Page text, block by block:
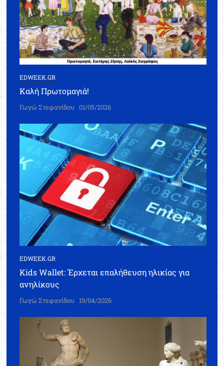
EDWEEK.GR
Καλή Πρωτομαγιά!
Γωγώ Στεφανίδου 01/05/2026
EDWEEK.GR
Kids Wallet: Έρχεται επαλήθευση ηλικίας για
ανηλίκους
Γωγώ Στεφανίδου 19/04/2026